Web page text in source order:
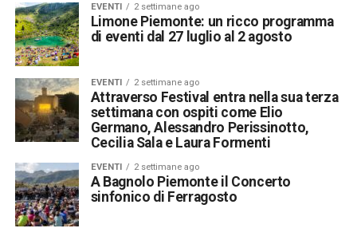
EVENTI 2 settimane ago
Limone Piemonte: un ricco programma
di eventi dal 27 luglio al 2 agosto
EVENTI 2 settimane ago
Attraverso Festival entra nella sua terza
settimana con ospiti come Elio
Germano, Alessandro Perissinotto,
Cecilia Sala e Laura Formenti
EVENTI 2 settimane ago
A Bagnolo Piemonte il Concerto
sinfonico di Ferragosto